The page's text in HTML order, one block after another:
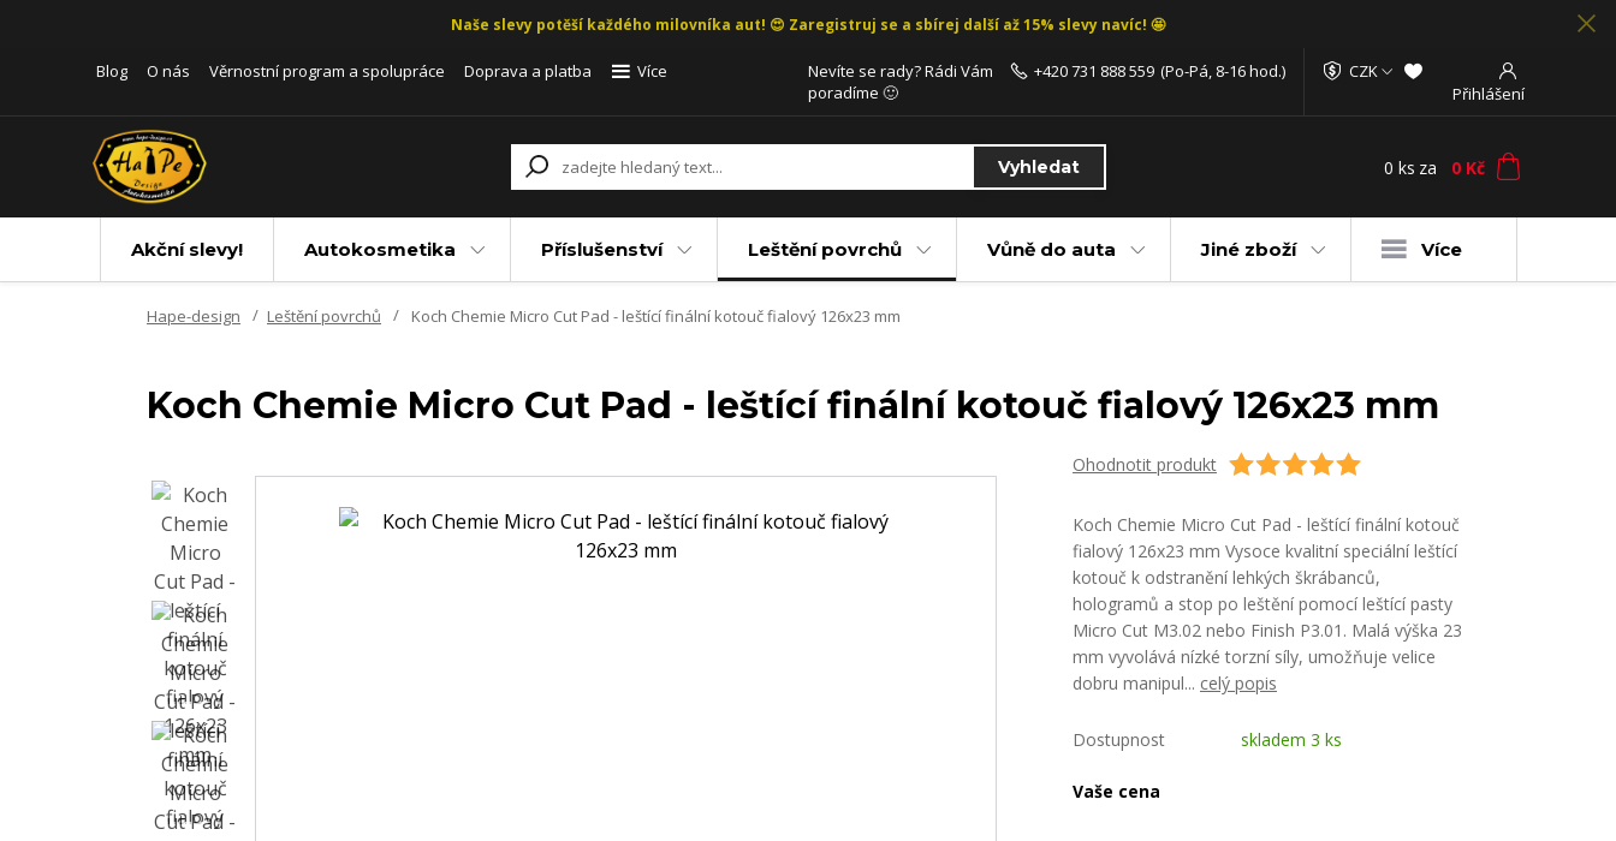
Naše slevy potěší každého milovníka aut! 😍 Zaregistruj se a sbírej další až 15% slevy navíc! 🤩
Blog O nás Věrnostní program a spolupráce Doprava a platba Více
CZK
Přihlášení
Vyhledat
Nevíte se rady? Rádi Vám
poradíme 🙂
+420 731 888 559 (Po-Pá, 8-16 hod.)
0 ks za 0 Kč
Akční slevy! Autokosmetika Příslušenství Leštění povrchů Vůně do auta Jiné zboží Více
Hape-design Leštění povrchů Koch Chemie Micro Cut Pad - leštící finální kotouč fialový 126x23 mm
Koch Chemie Micro Cut Pad - leštící finální kotouč fialový 126x23 mm
Ohodnotit produkt
Koch Chemie Micro Cut Pad - leštící finální kotouč
fialový 126x23 mm Vysoce kvalitní speciální leštící
kotouč k odstranění lehkých škrábanců,
hologramů a stop po leštění pomocí leštící pasty
Micro Cut M3.02 nebo Finish P3.01. Malá výška 23
mm vyvolává nízké torzní síly, umožňuje velice
dobru manipul... celý popis
Dostupnost skladem 3 ks
Vaše cena